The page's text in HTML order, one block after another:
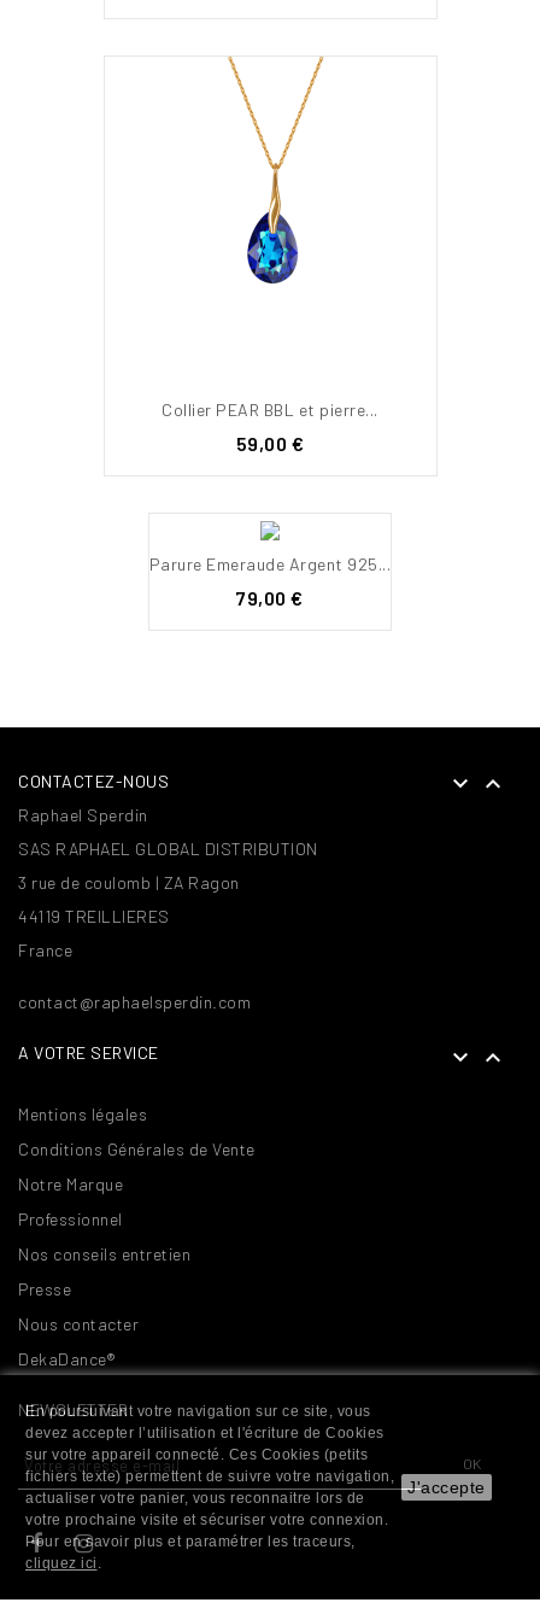
Collier PEAR BBL et pierre...
Prix
59,00 €
Parure Emeraude Argent 925...
Prix
79,00 €
CONTACTEZ-NOUS  
Raphael Sperdin
SAS RAPHAEL GLOBAL DISTRIBUTION
3 rue de coulomb | ZA Ragon
44119 TREILLIERES
France
contact@raphaelsperdin.com
A VOTRE SERVICE  
Mentions légales
Conditions Générales de Vente
Notre Marque
Professionnel
Nos conseils entretien
Presse
Nous contacter
DekaDance®
NEWSLETTER
En poursuivant votre navigation sur ce site, vous
devez accepter l’utilisation et l'écriture de Cookies
sur votre appareil connecté. Ces Cookies (petits
fichiers texte) permettent de suivre votre navigation,
actualiser votre panier, vous reconnaitre lors de
votre prochaine visite et sécuriser votre connexion.
Pour en savoir plus et paramétrer les traceurs,
cliquez ici .
J'accepte